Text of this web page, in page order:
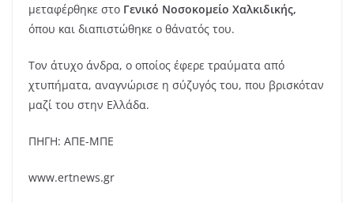
μεταφέρθηκε στο Γενικό Νοσοκομείο Χαλκιδικής,
όπου και διαπιστώθηκε ο θάνατός του.
Τον άτυχο άνδρα, ο οποίος έφερε τραύματα από
χτυπήματα, αναγνώρισε η σύζυγός του, που βρισκόταν
μαζί του στην Ελλάδα.
ΠΗΓΗ: ΑΠΕ-ΜΠΕ
www.ertnews.gr